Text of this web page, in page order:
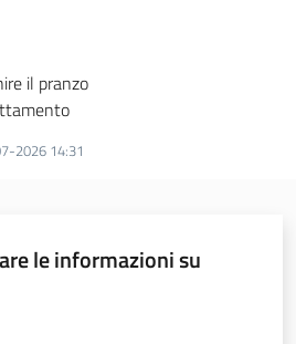
il pranzo
2026 14:31
le informazioni su